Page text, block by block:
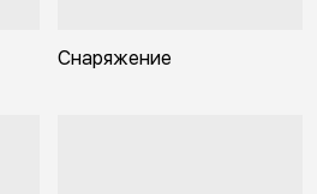
Снаряжение